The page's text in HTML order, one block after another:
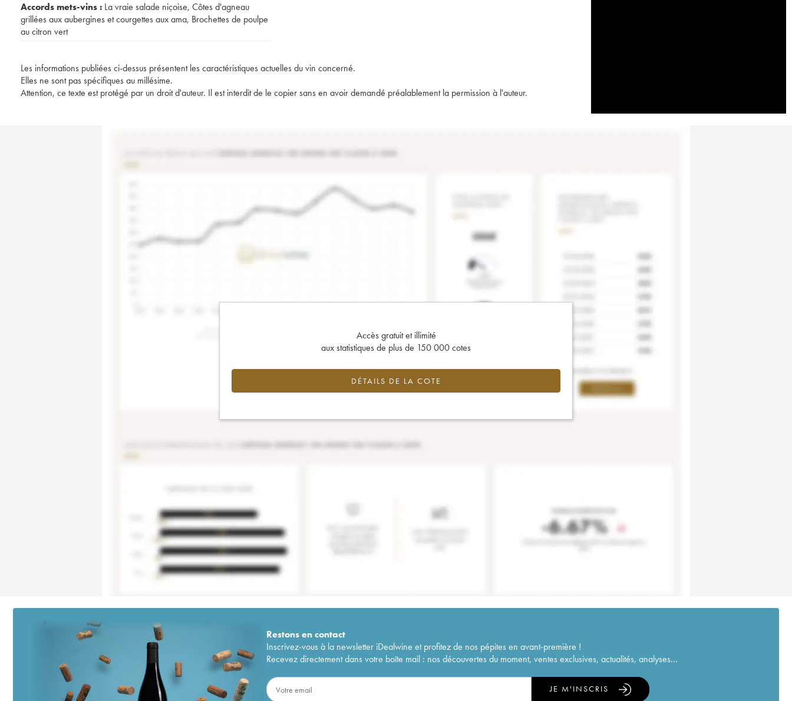
Accords mets-vins : La vraie salade niçoise, Côtes d'agneau
grillées aux aubergines et courgettes aux ama, Brochettes de poulpe
au citron vert
Les informations publiées ci-dessus présentent les caractéristiques actuelles du vin concerné.
Elles ne sont pas spécifiques au millésime.
Attention, ce texte est protégé par un droit d'auteur. Il est interdit de le copier sans en avoir demandé préalablement la permission à l'auteur.
Accès gratuit et illimité
aux statistiques de plus de 150 000 cotes
DÉTAILS DE LA COTE
Restons encontact
Inscrivez-vous à la newsletter iDealwine et profitez de nos pépites en avant-première !
Recevez directement dans votre boîte mail : nos découvertes du moment, ventes exclusives, actualités, analyses...
JE M'INSCRIS